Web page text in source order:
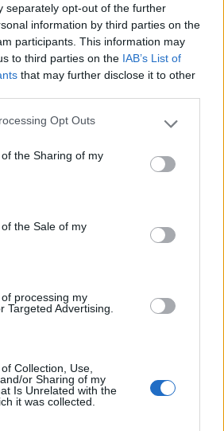
separately opt-out of the further
information by third parties on the
participants. This information may
to third parties on the IAB’s List of
that may further disclose it to other
app uses one or more Google
or usage behaviour. You may click to
to Google and its third-party tags to
specified purposes in below Google
Opt Outs
the Sharing of my
the Sale of my
processing my
Targeted Advertising.
Collection, Use,
or Sharing of my
Is Unrelated with the
it was collected.
in questi giorni vi prendono per degli
per dei venditori ambulanti abusivi...